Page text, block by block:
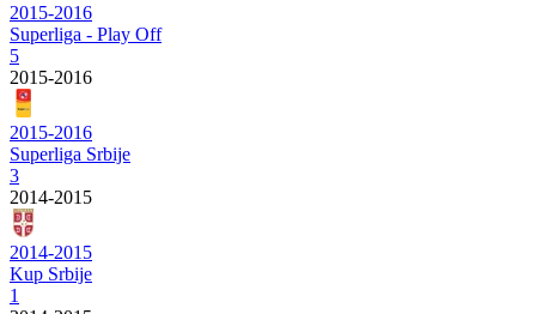
2015-2016
Superliga - Play Off
5
2015-2016
2015-2016
Superliga Srbije
3
2014-2015
2014-2015
Kup Srbije
1